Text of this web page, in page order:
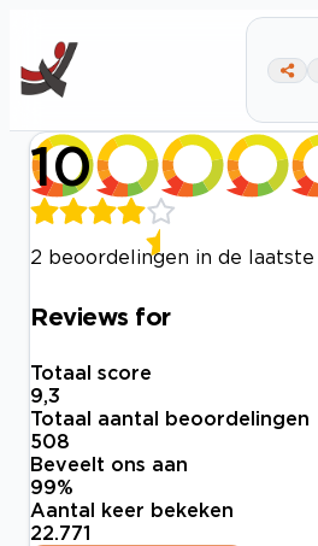
10
2 beoordelingen in de laatste
Reviews for
Totaal score
9,3
Totaal aantal beoordelingen
508
Beveelt ons aan
99%
Aantal keer bekeken
22.771